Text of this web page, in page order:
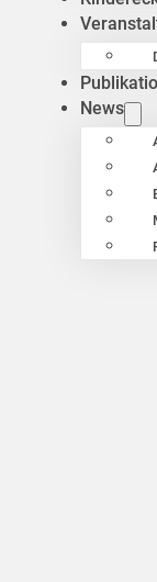
News